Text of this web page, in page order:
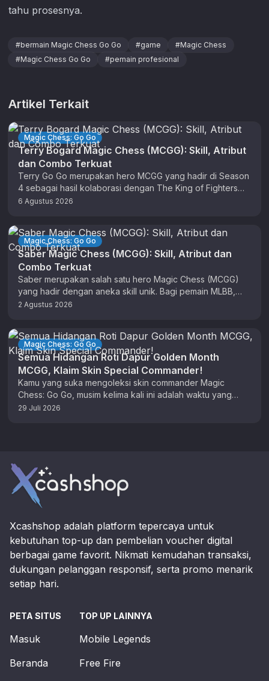
tahu prosesnya.
#bermain Magic Chess Go Go #game #Magic Chess
#Magic Chess Go Go #pemain profesional
Artikel Terkait
Magic Chess: Go Go
Terry Bogard Magic Chess (MCGG): Skill, Atribut
dan Combo Terkuat
Terry Go Go merupakan hero MCGG yang hadir di Season
4 sebagai hasil kolaborasi dengan The King of Fighters
(KOF). …
6 Agustus 2026
Magic Chess: Go Go
Saber Magic Chess (MCGG): Skill, Atribut dan
Combo Terkuat
Saber merupakan salah satu hero Magic Chess (MCGG)
yang hadir dengan aneka skill unik. Bagi pemain MLBB,
anda sudah tidak …
2 Agustus 2026
Magic Chess: Go Go
Semua Hidangan Roti Dapur Golden Month
MCGG, Klaim Skin Special Commander!
Kamu yang suka mengoleksi skin commander Magic
Chess: Go Go, musim kelima kali ini adalah waktu yang
tepat untuk berburu …
29 Juli 2026
Xcashshop adalah platform tepercaya untuk
kebutuhan top-up dan pembelian voucher digital
berbagai game favorit. Nikmati kemudahan transaksi,
dukungan pelanggan responsif, serta promo menarik
setiap hari.
PETA SITUS
Masuk
Beranda
TOP UP LAINNYA
Mobile Legends
Free Fire